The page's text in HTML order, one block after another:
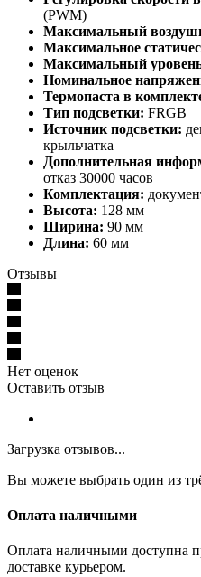
(PWM)
Максимальный
Максимальное
Максимальный
Номинальное
Термопаста в
Тип подсветки: FRGB
Источник подсветки:
крыльчатка
Дополнительная
отказ 30000 часов
Комплектация:
Высота: 128 мм
Ширина: 90 мм
Длина: 60 мм
Отзывы
Нет оценок
Оставить отзыв
Загрузка отзывов...
Вы можете выбрать один из
Оплата наличными
Оплата наличными доступна
доставке курьером.